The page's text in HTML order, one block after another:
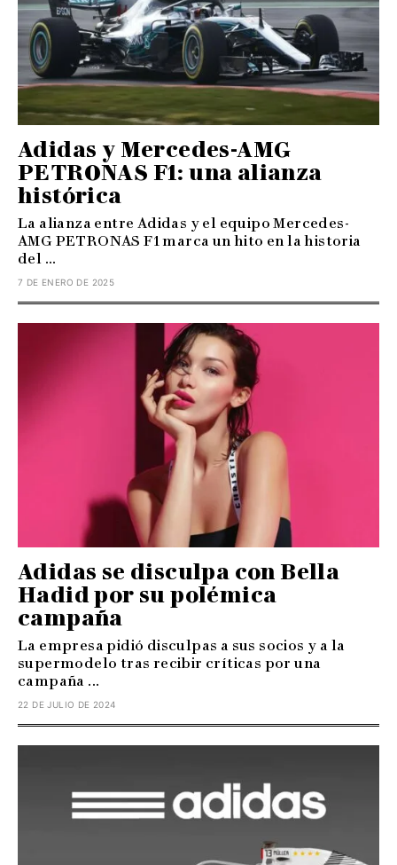
Adidas y Mercedes-AMG
PETRONAS F1: una alianza
histórica
La alianza entre Adidas y el equipo Mercedes-
AMG PETRONAS F1 marca un hito en la historia
del ...
7 DE ENERO DE 2025
Adidas se disculpa con Bella
Hadid por su polémica
campaña
La empresa pidió disculpas a sus socios y a la
supermodelo tras recibir críticas por una
campaña ...
22 DE JULIO DE 2024